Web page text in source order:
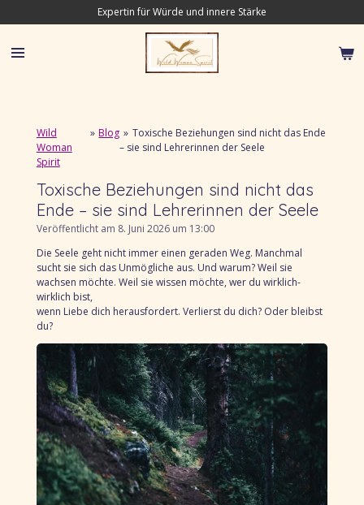
Expertin für Würde und innere Stärke
Wild
Woman
Spirit
» Blog » Toxische Beziehungen sind nicht das Ende
– sie sind Lehrerinnen der Seele
Toxische Beziehungen sind nicht das
Ende – sie sind Lehrerinnen der Seele
Veröffentlicht am 8. Juni 2026 um 13:00
Die Seele geht nicht immer einen geraden Weg. Manchmal
sucht sie sich das Unmögliche aus. Und warum?Weil sie
wachsen möchte. Weil sie wissen möchte, wer du wirklich-
wirklich bist,
wenn Liebe dich herausfordert. Verlierst du dich? Oder bleibst
du?